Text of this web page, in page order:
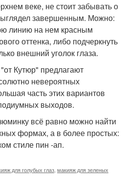
веке, не стоит забывать о
завершенным. Можно:
линию на нем красным
оттенка, либо подчеркнуть
внешний уголок глаза.
Кутюр" предлагают
невероятных
часть этих вариантов
выходов.
всё равно можно найти
формах, а в более простых:
стиле пин -ап.
для голубых глаз, макияж для зеленых